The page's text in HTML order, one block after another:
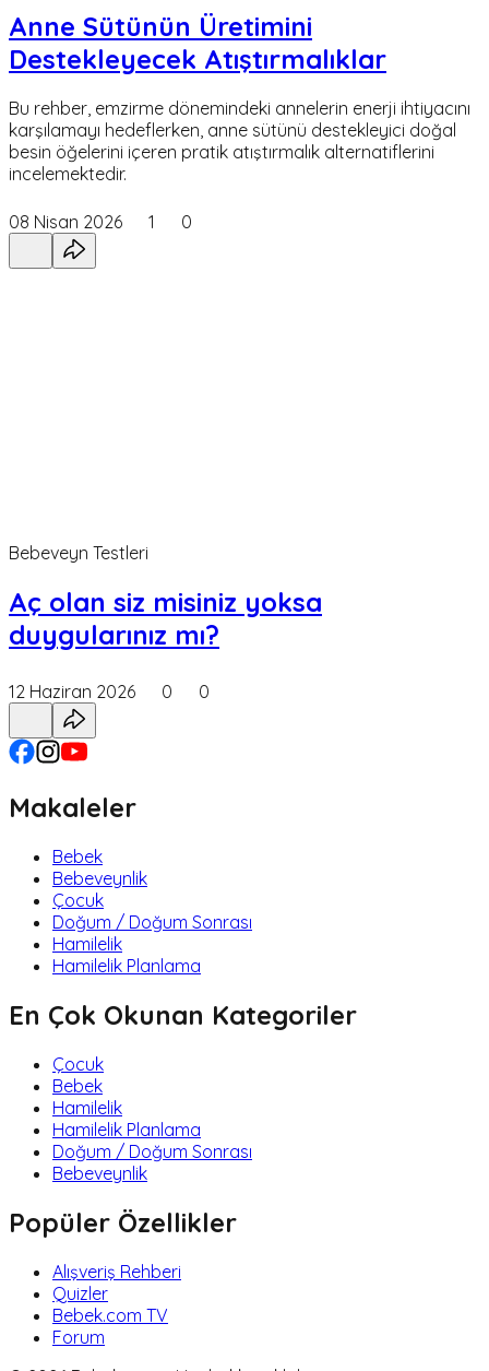
Anne Sütünün Üretimini
Destekleyecek Atıştırmalıklar
Bu rehber, emzirme dönemindeki annelerin enerji ihtiyacını
karşılamayı hedeflerken, anne sütünü destekleyici doğal
besin öğelerini içeren pratik atıştırmalık alternatiflerini
incelemektedir.
08 Nisan 2026 1 0
Bebeveyn Testleri
Aç olan siz misiniz yoksa
duygularınız mı?
12 Haziran 2026 0 0
Makaleler
Bebek
Bebeveynlik
Çocuk
Doğum / Doğum Sonrası
Hamilelik
Hamilelik Planlama
En Çok Okunan Kategoriler
Çocuk
Bebek
Hamilelik
Hamilelik Planlama
Doğum / Doğum Sonrası
Bebeveynlik
Popüler Özellikler
Alışveriş Rehberi
Quizler
Bebek.com TV
Forum